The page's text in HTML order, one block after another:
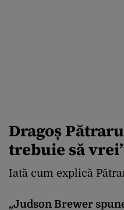
Dragoș
trebuie să
Iată cum explică
„Judson Brewer